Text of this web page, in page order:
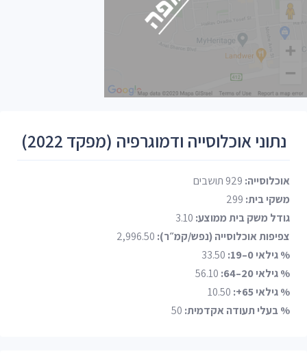
נתוני אוכלוסייה ודמוגרפיה (מפקד 2022)
אוכלוסייה:
משקי בית:
גודל משק בית ממוצע:
צפיפות אוכלוסייה (נפש/קמ״ר):
% גילאי 0–19:
% גילאי 20–64:
% גילאי 65+:
% בעלי תעודה אקדמית: